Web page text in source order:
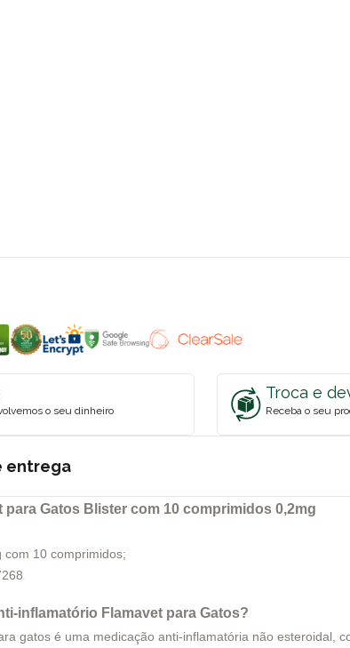
o seu dinheiro
Troca e
Receba o seu
entrega
Gatos Blister com 10 comprimidos 0,2mg
10 comprimidos;
inflamatório Flamavet para Gatos?
gatos é uma medicação anti-inflamatória não esteroidal,